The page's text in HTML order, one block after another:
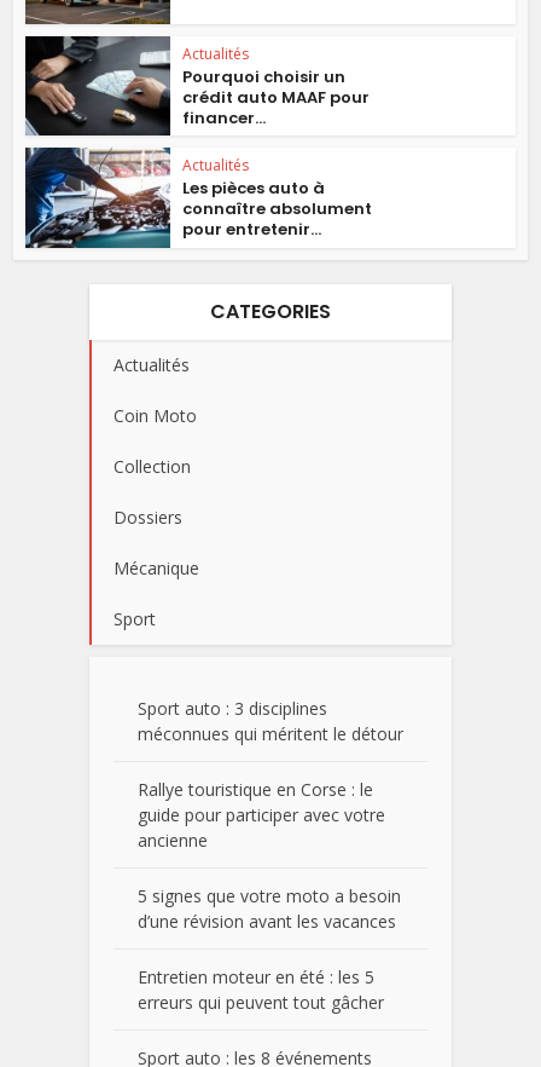
Actualités
Pourquoi choisir un
crédit auto MAAF pour
financer...
Actualités
Les pièces auto à
connaître absolument
pour entretenir...
CATEGORIES
Actualités
Coin Moto
Collection
Dossiers
Mécanique
Sport
Sport auto : 3 disciplines
méconnues qui méritent le détour
Rallye touristique en Corse : le
guide pour participer avec votre
ancienne
5 signes que votre moto a besoin
d’une révision avant les vacances
Entretien moteur en été : les 5
erreurs qui peuvent tout gâcher
Sport auto : les 8 événements